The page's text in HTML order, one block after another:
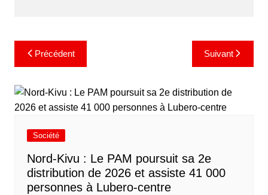
Navigation
de
l’article
Précédent Suivant
Société
Nord-Kivu : Le PAM poursuit sa 2e
distribution de 2026 et assiste 41 000
personnes à Lubero-centre